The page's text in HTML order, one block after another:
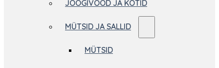
JOOGIVÖÖD JA KOTID
MÜTSID JA SALLID
MÜTSID